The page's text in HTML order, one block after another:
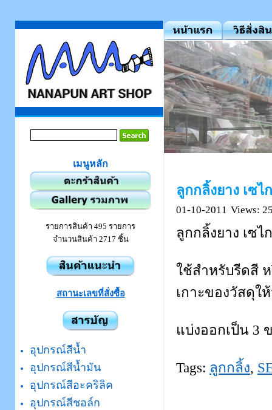
เมนูหลัก
รายการสินค้า 495 รายการ
จำนวนสินค้า 2717 ชิ้น
สถานะเลขที่สั่งซื้อ
อุปกรณ์สีน้ำ
อุปกรณ์สีน้ำมัน
อุปกรณ์สีอะคริลิค
อุปกรณ์สีชอล์ก
ลูกกลิ้งยาง เซ
01-10-2011 Views:
ลูกกลิ้งยาง เซไ
ใช้สำหรับรีดสี
เกาะของวัสดุใ
แบ่งออกเป็น 3
Tags: ลูกกลิ้ง,